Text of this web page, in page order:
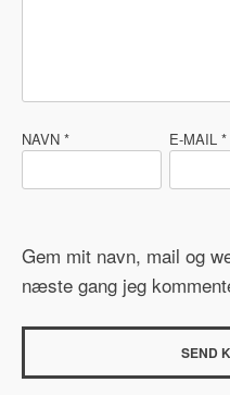
NAVN * E-MAIL *
Gem mit navn, mail og
næste gang jeg